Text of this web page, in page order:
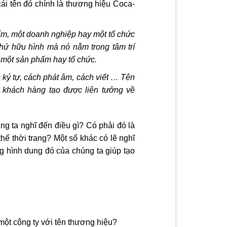
tên đó chính là thương hiệu Coca-
một doanh nghiệp hay một tổ chức
hữu hình mà nó nằm trong tâm trí
sản phẩm hay tổ chức.
tự, cách phát âm, cách viết … Tên
hàng tạo được liên tưởng về
ta nghĩ đến điều gì? Có phải đó là
thời trang? Một số khác có lẽ nghĩ
hình dung đó của chúng ta giúp tạo
công ty với tên thương hiệu?